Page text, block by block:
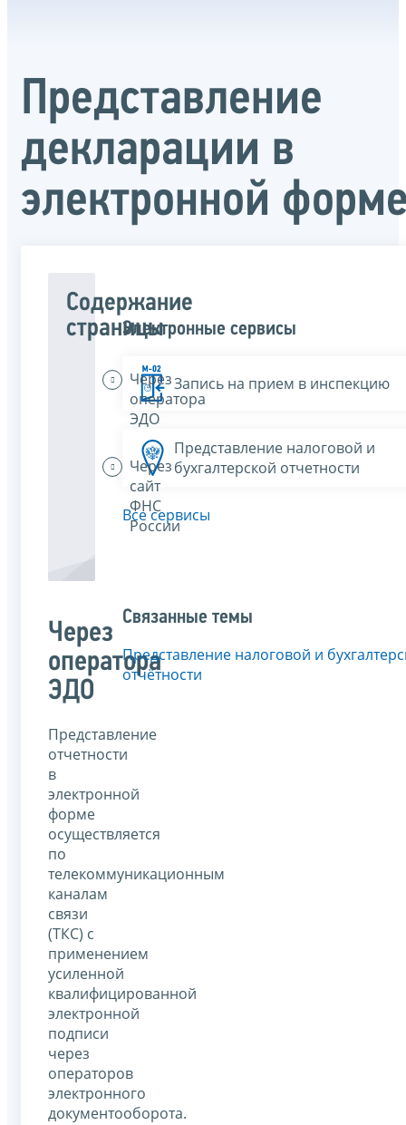
Представление
декларации в
электронной
Содержание
страницы
Через
оператора
ЭДО
Через
сайт
ФНС
России
Через
оператора
ЭДО
Представление
отчетности
в
электронной
форме
осуществляется
по
телекоммуникационным
каналам
связи
(ТКС) с
применением
усиленной
квалифицированной
электронной
подписи
через
операторов
электронного
документооборота.
Электронные сервисы
Запись на прием в инспекцию
Представление налоговой и
бухгалтерской отчетности
Все сервисы
Связанные темы
Представление налоговой и
отчётности